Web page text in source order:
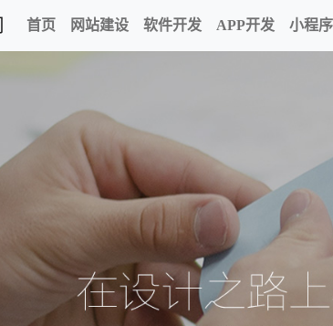
首页 网站建设 软件开发 APP开发 小程